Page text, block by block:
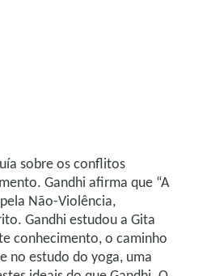
sobre os conflitos
Gandhi afirma que “A
Não-Violência,
Gandhi estudou a Gita
conhecimento, o caminho
no estudo do yoga, uma